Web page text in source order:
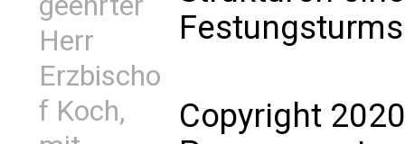
Herr
Erzbischo
f Koch,
Copyright